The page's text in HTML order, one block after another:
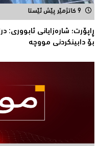
9 کاتژمێر پێش ئێستا
ڕاپۆرت؛ شاره‌زایانی
بۆ دابینكردنی مووچه‌